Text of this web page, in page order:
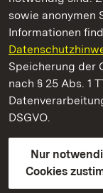
sowie anonymen
Informationen
Speicherung der
nach § 25 Abs. 1
DSGVO.
Nur
Cookies
Staatliche
Staatliche
Kontakt
Gebärdensprache
Erklärung zur
BITV-konform